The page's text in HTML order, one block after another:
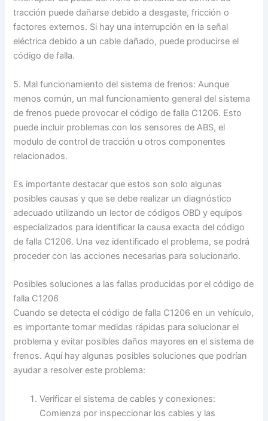
tracción puede dañarse debido a desgaste, fricción o
factores externos. Si hay una interrupción en la señal
eléctrica debido a un cable dañado, puede producirse el
código de falla.
5. Mal funcionamiento del sistema de frenos: Aunque
menos común, un mal funcionamiento general del sistema
de frenos puede provocar el código de falla C1206. Esto
puede incluir problemas con los sensores de ABS, el
modulo de control de tracción u otros componentes
relacionados.
Es importante destacar que estos son solo algunas
posibles causas y que se debe realizar un diagnóstico
adecuado utilizando un lector de códigos OBD y equipos
especializados para identificar la causa exacta del código
de falla C1206. Una vez identificado el problema, se podrá
proceder con las acciones necesarias para solucionarlo.
Posibles soluciones a las fallas producidas por el código de
falla C1206
Cuando se detecta el código de falla C1206 en un vehículo,
es importante tomar medidas rápidas para solucionar el
problema y evitar posibles daños mayores en el sistema de
frenos. Aquí hay algunas posibles soluciones que podrían
ayudar a resolver este problema:
Verificar el sistema de cables y conexiones:
Comienza por inspeccionar los cables y las